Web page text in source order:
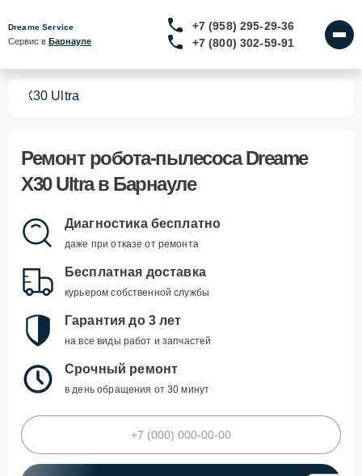
Dreame Service
Сервис в Барнауле
+7 (958) 295-29-36
+7 (800) 302-59-91
X30 Ultra
Ремонт робота-пылесоса Dreame
X30 Ultraв Барнауле
Диагностика бесплатно
даже при отказе от ремонта
Бесплатная доставка
курьером собственной службы
Гарантия до 3 лет
на все виды работ и запчастей
Срочный ремонт
в день обращения от 30 минут